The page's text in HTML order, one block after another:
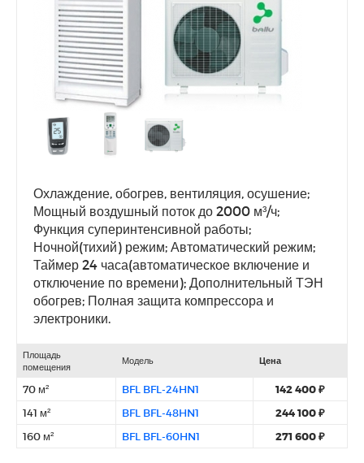
Охлаждение, обогрев, вентиляция, осушение;
Мощный воздушный поток до 2000 м³/ч;
Функция суперинтенсивной работы;
Ночной(тихий) режим; Автоматический режим;
Таймер 24 часа(автоматическое включение и
отключение по времени); Дополнительный ТЭН
обогрев; Полная защита компрессора и
электроники.
Площадь
помещения
Модель Цена
70 м² BFL BFL-24HN1
142 400 ₽
141 м²
BFL BFL-48HN1
244 100 ₽
160 м²
BFL BFL-60HN1 271 600 ₽